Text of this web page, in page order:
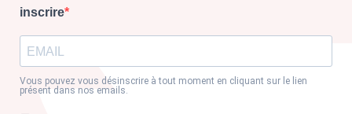
inscrire
Vous pouvez vous désinscrire à tout moment en cliquant sur le lien
présent dans nos emails.